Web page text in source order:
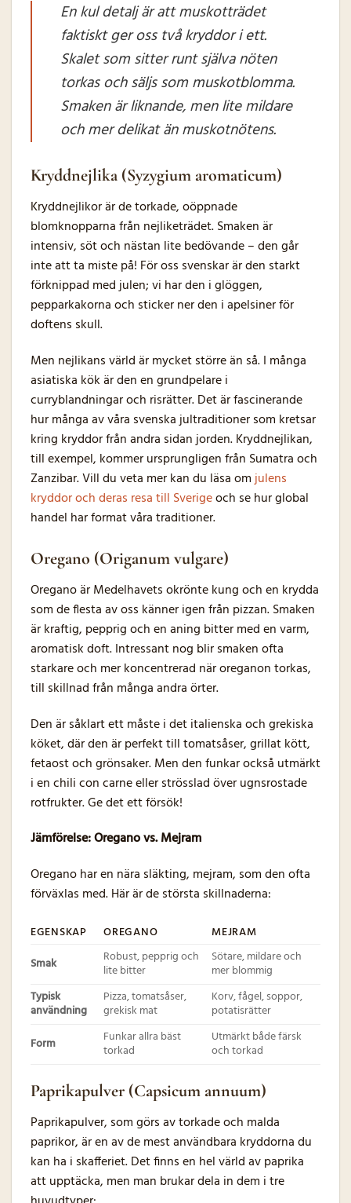
En kul detalj är att muskotträdet
faktiskt ger oss två kryddor i ett.
Skalet som sitter runt själva nöten
torkas och säljs som muskotblomma.
Smaken är liknande, men lite mildare
och mer delikat än muskotnötens.
Kryddnejlika (Syzygium aromaticum)
Kryddnejlikor är de torkade, oöppnade
blomknopparna från nejliketrädet. Smaken är
intensiv, söt och nästan lite bedövande – den går
inte att ta miste på! För oss svenskar är den starkt
förknippad med julen; vi har den i glöggen,
pepparkakorna och sticker ner den i apelsiner för
doftens skull.
Men nejlikans värld är mycket större än så. I många
asiatiska kök är den en grundpelare i
curryblandningar och risrätter. Det är fascinerande
hur många av våra svenska jultraditioner som kretsar
kring kryddor från andra sidan jorden. Kryddnejlikan,
till exempel, kommer ursprungligen från Sumatra och
Zanzibar. Vill du veta mer kan du läsa omjulens
kryddor och deras resa till Sverigeoch se hur global
handel har format våra traditioner.
Oregano (Origanum vulgare)
Oregano är Medelhavets okrönte kung och en krydda
som de flesta av oss känner igen från pizzan. Smaken
är kraftig, pepprig och en aning bitter med en varm,
aromatisk doft. Intressant nog blir smaken ofta
starkare och mer koncentrerad när oreganon torkas,
till skillnad från många andra örter.
Den är såklart ett måste i det italienska och grekiska
köket, där den är perfekt till tomatsåser, grillat kött,
fetaost och grönsaker. Men den funkar också utmärkt
i en chili con carne eller strösslad över ugnsrostade
rotfrukter. Ge det ett försök!
Jämförelse: Oregano vs. Mejram
Oregano har en nära släkting, mejram, som den ofta
förväxlas med. Här är de största skillnaderna:
EGENSKAP OREGANO
MEJRAM
Smak
Robust, pepprig och
lite bitter
Sötare, mildare och
mer blommig
Typisk
användning
Pizza, tomatsåser,
grekisk mat
Korv, fågel, soppor,
potatisrätter
Form
Funkar allra bäst
torkad
Utmärkt både färsk
och torkad
Paprikapulver (Capsicum annuum)
Paprikapulver, som görs av torkade och malda
paprikor, är en av de mest användbara kryddorna du
kan ha i skafferiet. Det finns en hel värld av paprika
att upptäcka, men man brukar dela in dem i tre